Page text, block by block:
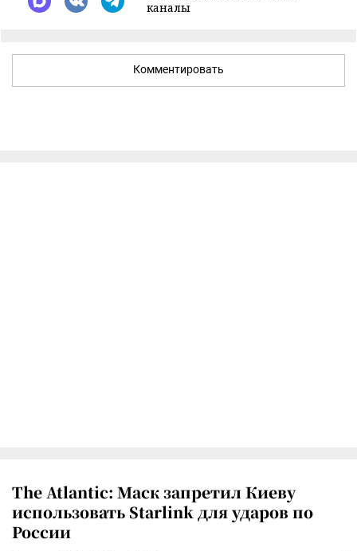
каналы
Комментировать
The Atlantic: Маск запретил Киеву
использовать Starlink для ударов по
России